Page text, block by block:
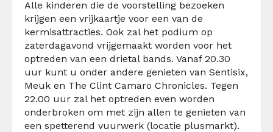
Alle kinderen die de voorstelling bezoeken
krijgen een vrijkaartje voor een van de
kermisattracties. Ook zal het podium op
zaterdagavond vrijgemaakt worden voor het
optreden van een drietal bands. Vanaf 20.30
uur kunt u onder andere genieten van Sentisix,
Meuk en The Clint Camaro Chronicles. Tegen
22.00 uur zal het optreden even worden
onderbroken om met zijn allen te genieten van
een spetterend vuurwerk (locatie plusmarkt).